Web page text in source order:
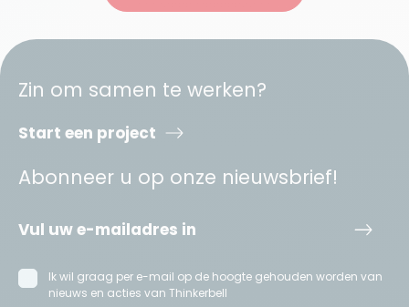
Zin om samen te werken?
Start een project
Abonneer u op onze nieuwsbrief!
Ik wil graag per e-mail op de hoogte gehouden worden van
nieuws en acties van Thinkerbell